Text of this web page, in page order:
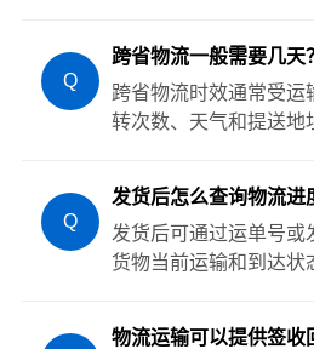
Q
跨省物流一般需要几天？
跨省物流时效通常受运
转次数、天气和提送地
Q
发货后怎么查询物流进
发货后可通过运单号或
货物当前运输和到达状
物流运输可以提供签收